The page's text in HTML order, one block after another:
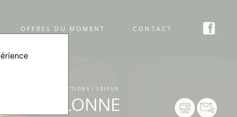
OFFRES DU MOMENT CONTACT
COLLECTIONS / SÉJOUR
OLONNE